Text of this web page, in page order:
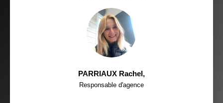
PARRIAUX Rachel,
Responsable d'agence